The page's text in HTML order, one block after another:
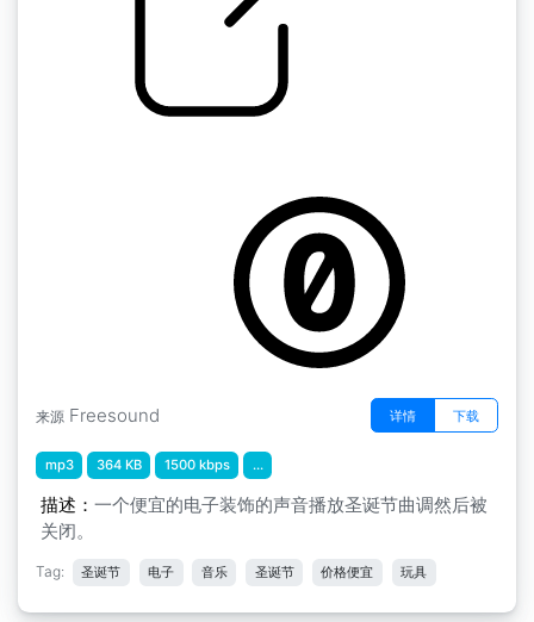
来源 Freesound 详情 下载
mp3 364 KB 1500 kbps ...
描述： 一个便宜的电子装饰的声音播放圣诞节曲调然后被
关闭。
Tag: 圣诞节 电子 音乐 圣诞节 价格便宜 玩具